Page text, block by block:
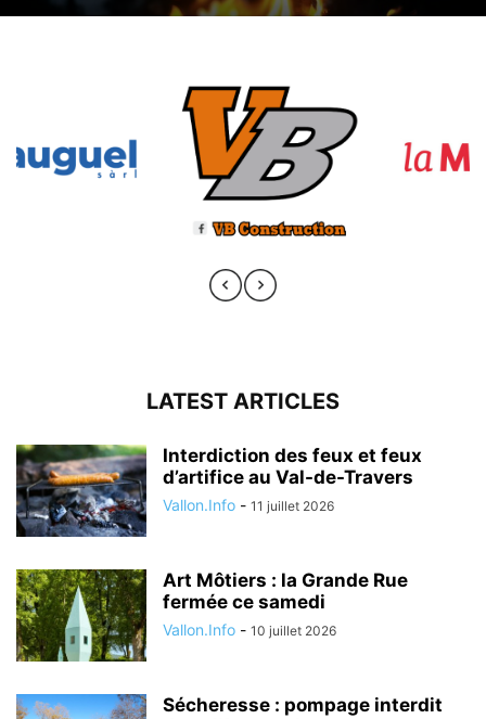
LATEST ARTICLES
Interdiction des feux et feux
d’artifice au Val-de-Travers
Vallon.Info - 11 juillet 2026
Art Môtiers : la Grande Rue
fermée ce samedi
Vallon.Info - 10 juillet 2026
Sécheresse : pompage interdit